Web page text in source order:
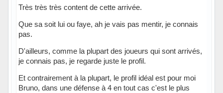
Très très très content de cette arrivée.
Que sa soit lui ou faye, ah je vais pas mentir, je connais
pas.
D'ailleurs, comme la plupart des joueurs qui sont arrivés,
je connais pas, je regarde juste le profil.
Et contrairement à la plupart, le profil idéal est pour moi
Bruno, dans une défense à 4 en tout cas c'est le plus